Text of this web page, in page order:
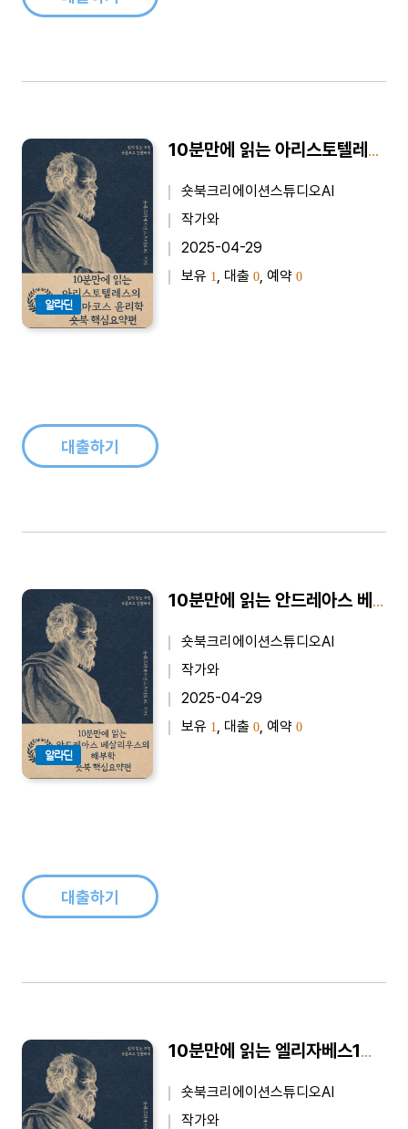
알라딘
10분만에 읽는 아리스토텔레스의 니코마코스 윤리학 - 바쁜 당신을 위한 10분 완벽 요약본
숏북크리에이션스튜디오AI
작가와
2025-04-29
보유 1, 대출 0, 예약 0
대출하기
알라딘
10분만에 읽는 안드레아스 베살리우스의 해부학 - 바쁜 당신을 위한 10분 완벽 요약본
숏북크리에이션스튜디오AI
작가와
2025-04-29
보유 1, 대출 0, 예약 0
대출하기
10분만에 읽는 엘리자베스1세의 정치와 여성 - 바쁜 당신을 위한 10분 완벽 요약본
숏북크리에이션스튜디오AI
작가와